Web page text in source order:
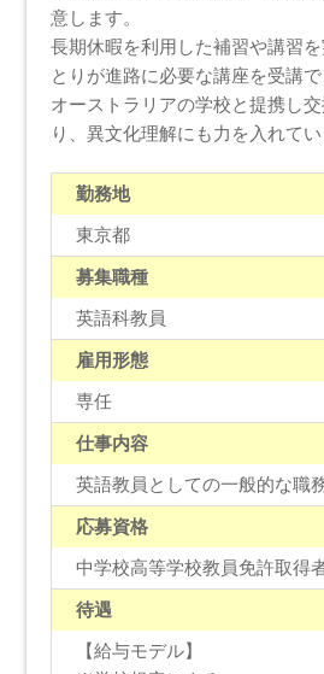
意します。
長期休暇を利用した補習や講習
とりが進路に必要な講座を受講で
オーストラリアの学校と提携し
り、異文化理解にも力を入れてい
勤務地
東京都
募集職種
英語科教員
雇用形態
専任
仕事内容
英語教員としての一般的な職
応募資格
中学校高等学校教員免許取得
待遇
【給与モデル】